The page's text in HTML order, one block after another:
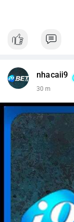
nhacaii9
30 m